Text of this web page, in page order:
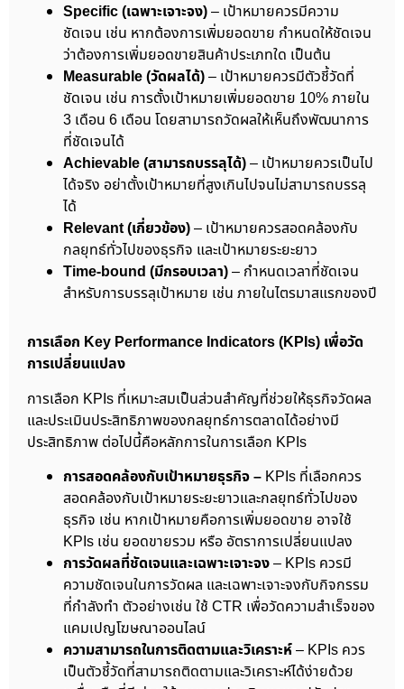
Specific (เฉพาะเจาะจง)– เป้าหมายควรมีความ
ชัดเจน เช่น หากต้องการเพิ่มยอดขาย กำหนดให้ชัดเจน
ว่าต้องการเพิ่มยอดขายสินค้าประเภทใด เป็นต้น
Measurable (วัดผลได้)– เป้าหมายควรมีตัวชี้วัดที่
ชัดเจน เช่น การตั้งเป้าหมายเพิ่มยอดขาย 10% ภายใน
3 เดือน 6 เดือน โดยสามารถวัดผลให้เห็นถึงพัฒนาการ
ที่ชัดเจนได้
Achievable (สามารถบรรลุได้)– เป้าหมายควรเป็นไป
ได้จริง อย่าตั้งเป้าหมายที่สูงเกินไปจนไม่สามารถบรรลุ
ได้
Relevant (เกี่ยวข้อง)– เป้าหมายควรสอดคล้องกับ
กลยุทธ์ทั่วไปของธุรกิจ และเป้าหมายระยะยาว
Time-bound (มีกรอบเวลา)– กำหนดเวลาที่ชัดเจน
สำหรับการบรรลุเป้าหมาย เช่น ภายในไตรมาสแรกของปี
การเลือก Key Performance Indicators (KPIs) เพื่อวัด
การเปลี่ยนแปลง
การเลือก KPIs ที่เหมาะสมเป็นส่วนสำคัญที่ช่วยให้ธุรกิจวัดผล
และประเมินประสิทธิภาพของกลยุทธ์การตลาดได้อย่างมี
ประสิทธิภาพ ต่อไปนี้คือหลักการในการเลือก KPIs
การสอดคล้องกับเป้าหมายธุรกิจ – KPIs ที่เลือกควร
สอดคล้องกับเป้าหมายระยะยาวและกลยุทธ์ทั่วไปของ
ธุรกิจ เช่น หากเป้าหมายคือการเพิ่มยอดขาย อาจใช้
KPIs เช่น ยอดขายรวม หรือ อัตราการเปลี่ยนแปลง
การวัดผลที่ชัดเจนและเฉพาะเจาะจง– KPIs ควรมี
ความชัดเจนในการวัดผล และเฉพาะเจาะจงกับกิจกรรม
ที่กำลังทำ ตัวอย่างเช่น ใช้ CTR เพื่อวัดความสำเร็จของ
แคมเปญโฆษณาออนไลน์
ความสามารถในการติดตามและวิเคราะห์– KPIs ควร
เป็นตัวชี้วัดที่สามารถติดตามและวิเคราะห์ได้ง่ายด้วย